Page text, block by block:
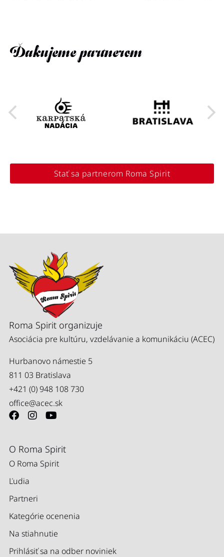
Ďakujeme partnerom
Stať sa partnerom Roma Spirit
Roma Spirit organizuje
Asociácia pre kultúru, vzdelávanie a komunikáciu (ACEC)
Hurbanovo námestie 5
811 03 Bratislava
+421 (0) 948 108 730
office@acec.sk
O Roma Spirit
O Roma Spirit
Ľudia
Partneri
Kategórie ocenenia
Na stiahnutie
Prihlásiť sa na odber noviniek